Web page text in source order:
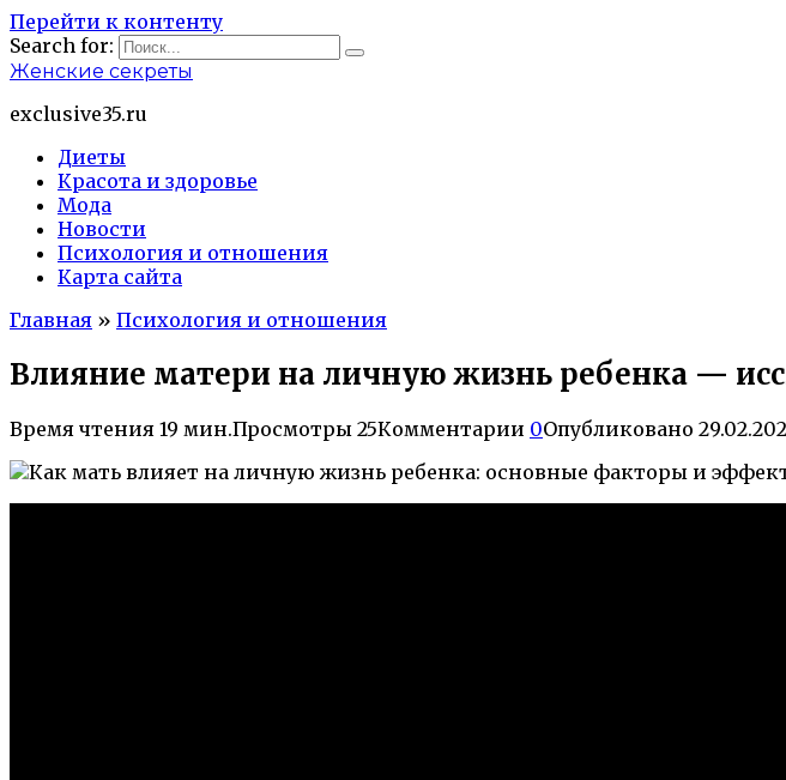
Перейти к контенту
Search for:
Женские секреты
exclusive35.ru
Диеты
Красота и здоровье
Мода
Новости
Психология и отношения
Карта сайта
Главная » Психология и отношения
Влияние матери на личную жизнь ребенка —
Время чтения 19 мин.Просмотры 25Комментарии 0Опубликовано